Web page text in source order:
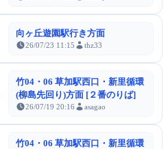
向ヶ丘遊園駅行き方面
26/07/23 11:15 thz33
竹04・06 草加駅西口・新里循環
(柳島先回り)方面 [２番のりば]
26/07/19 20:16 asagao
竹04・06 草加駅西口・新里循環